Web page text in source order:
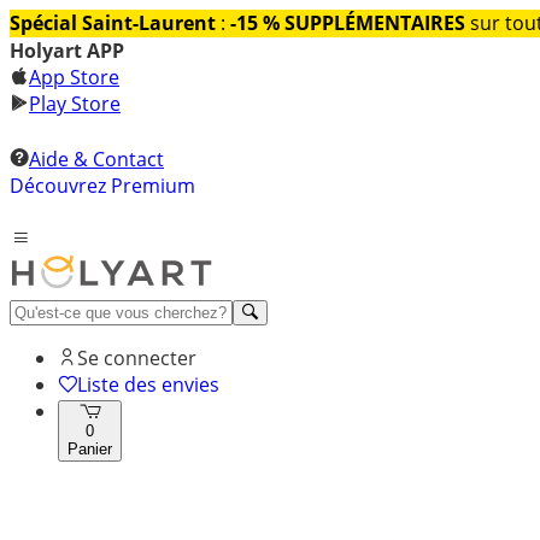
Spécial Saint-Laurent : -15 % SUPPLÉMENTAIRESsur
Holyart APP
App Store
Play Store
Aide & Contact
Découvrez Premium
Se connecter
Liste des envies
0
Panier